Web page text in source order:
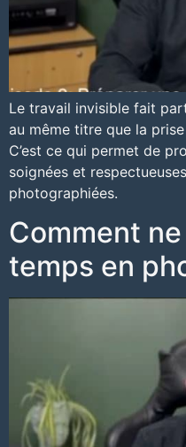
Le travail invisible fait
au même titre que la
C’est ce qui permet de
soignées et
photographiées.
Comment
temps en